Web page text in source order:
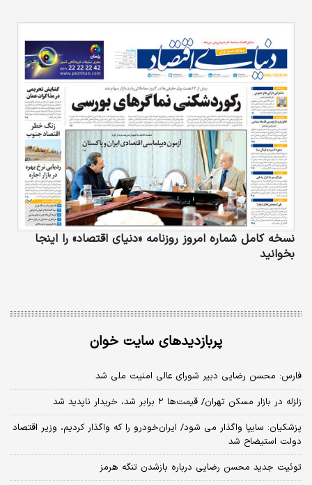
نسخه کامل شماره امروز روزنامه «دنیای‌ اقتصاد» را اینجا
بخوانید
پربازدیدهای سایت خوان
فارس: محسن رضایی دبیر شورای عالی امنیت ملی شد
زلزله در بازار مسکن تهران/ قیمت‌ها ۲ برابر شد، خریدار ناپدید شد
پزشکیان: سایپا واگذار می شود/ ایران‌خودرو را که واگذار کردیم، وزیر اقتصاد
دولت استیضاح شد
توئیت جدید محسن رضایی درباره بازشدن تنگه هرمز